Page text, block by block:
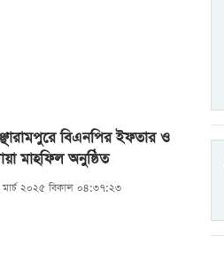
বিএনপির ইফতার ও
মাহফিল অনুষ্ঠিত
মার্চ ২০২৫ বিকাল ০৪:৩৭:২৩